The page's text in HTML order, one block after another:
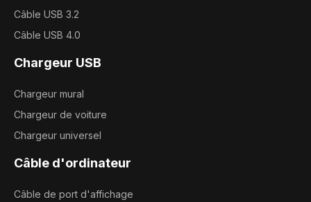
Câble USB 3.2
Câble USB 4.0
Chargeur USB
Chargeur mural
Chargeur de voiture
Chargeur universel
Câble d'ordinateur
Câble de port d'affichage